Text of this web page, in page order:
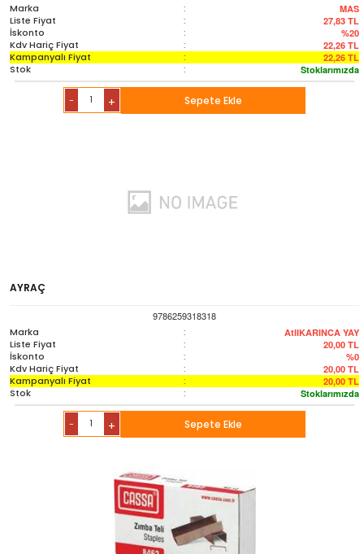
Marka
: MAS
Liste Fiyat : 27,83 TL
İskonto : %20
Kdv Hariç Fiyat : 22,26 TL
Kampanyalı Fiyat : 22,26 TL
Stok : Stoklarımızda
- + Sepete Ekle
AYRAÇ
9786259318318
Marka
: AtlIKARINCA YAY
Liste Fiyat : 20,00 TL
İskonto : %0
Kdv Hariç Fiyat : 20,00 TL
Kampanyalı Fiyat : 20,00 TL
Stok : Stoklarımızda
- + Sepete Ekle